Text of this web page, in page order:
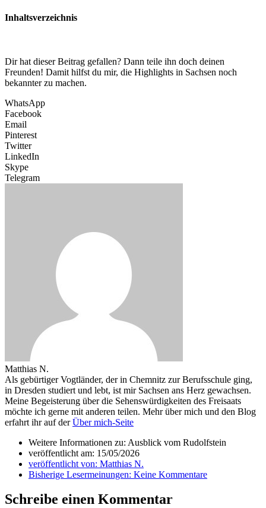
Inhaltsverzeichnis
Dir hat dieser Beitrag gefallen? Dann teile ihn doch deinen
Freunden! Damit hilfst du mir, die Highlights in Sachsen noch
bekannter zu machen.
WhatsApp
Facebook
Email
Pinterest
Twitter
LinkedIn
Skype
Telegram
Matthias N.
Als gebürtiger Vogtländer, der in Chemnitz zur Berufsschule ging,
in Dresden studiert und lebt, ist mir Sachsen ans Herz gewachsen.
Meine Begeisterung über die Sehenswürdigkeiten des Freisaats
möchte ich gerne mit anderen teilen. Mehr über mich und den Blog
erfahrt ihr auf derÜber mich-Seite
Weitere Informationen zu: Ausblick vom Rudolfstein
veröffentlicht am: 15/05/2026
veröffentlicht von: Matthias N.
Bisherige Lesermeinungen: Keine Kommentare
Schreibe einen Kommentar